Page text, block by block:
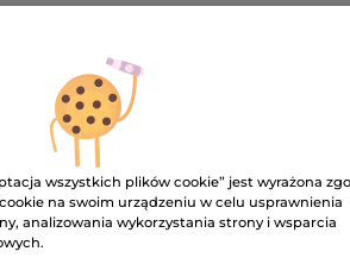
Ups!
Strona nie może zostać
wszystkich plików cookie” jest wyrażona
na swoim urządzeniu w celu usprawnienia
analizowania wykorzystania strony i wsparcia